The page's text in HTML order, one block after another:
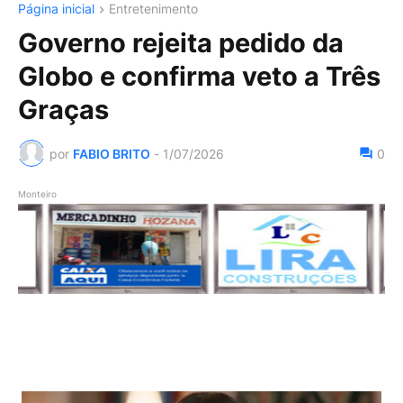
Página inicial Entretenimento
Governo rejeita pedido da
Globo e confirma veto a Três
Graças
por FABIO BRITO - 1/07/2026 0
Monteiro